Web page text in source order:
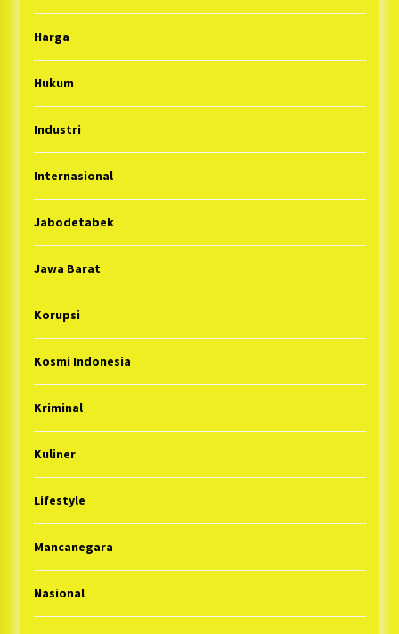
Harga
Hukum
Industri
Internasional
Jabodetabek
Jawa Barat
Korupsi
Kosmi Indonesia
Kriminal
Kuliner
Lifestyle
Mancanegara
Nasional